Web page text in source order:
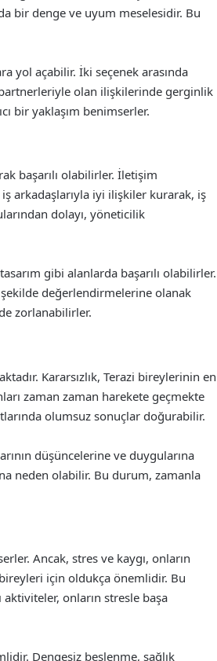
bir denge ve uyum meselesidir. Bu
yol açabilir. İki seçenek arasında
olan ilişkilerinde gerginlik
bir yaklaşım benimserler.
başarılı olabilirler. İletişim
iş arkadaşlarıyla iyi ilişkiler kurarak, iş
dolayı, yöneticilik
gibi alanlarda başarılı olabilirler.
değerlendirmelerine olanak
zorlanabilirler.
Kararsızlık, Terazi bireylerinin en
zaman zaman harekete geçmekte
olumsuz sonuçlar doğurabilir.
düşüncelerine ve duygularına
neden olabilir. Bu durum, zamanla
Ancak, stres ve kaygı, onların
için oldukça önemlidir. Bu
onların stresle başa
Dengesiz beslenme, sağlık